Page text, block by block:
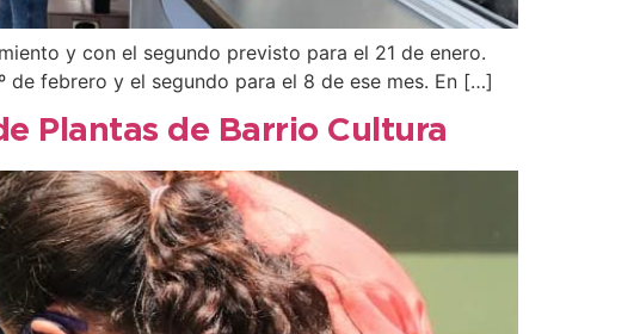
y con el segundo previsto para el 21 de enero.
febrero y el segundo para el 8 de ese mes. En […]
Plantas de Barrio Cultura